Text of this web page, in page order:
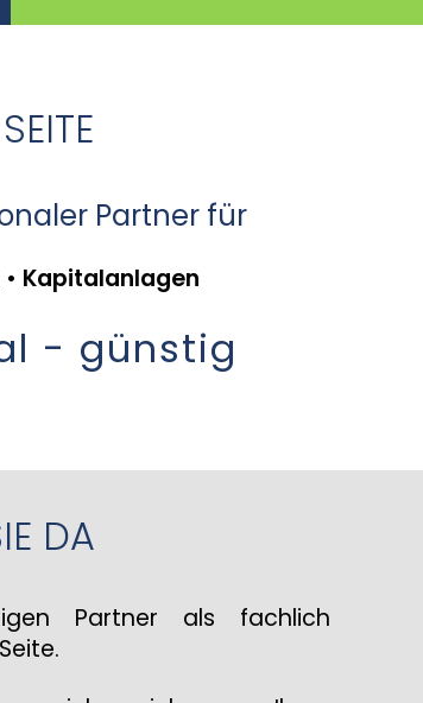
Partner für
Kapitalanlagen
- günstig
DA
Partner als fachlich